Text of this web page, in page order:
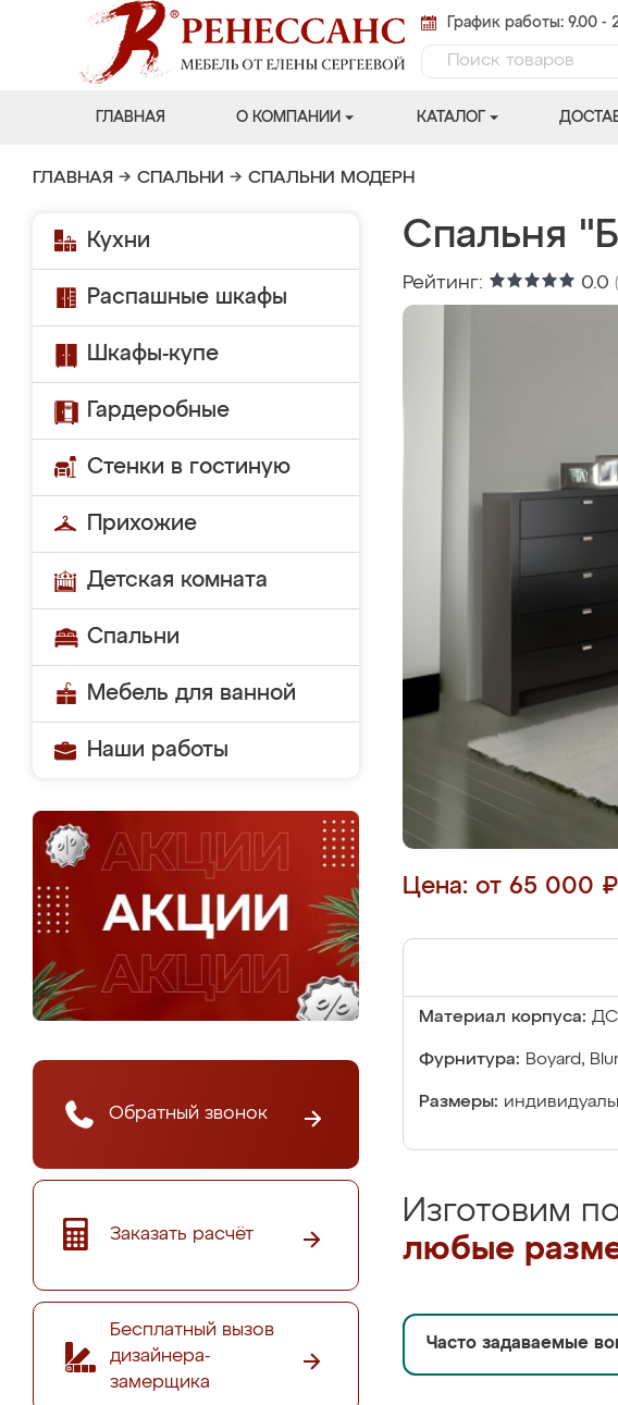
График работы: 9.00 -
ГЛАВНАЯ О КОМПАНИИ КАТАЛОГ
ГЛАВНАЯ → СПАЛЬНИ → СПАЛЬНИ МОДЕРН
Кухни
Распашные шкафы
Шкафы-купе
Гардеробные
Стенки в гостиную
Прихожие
Детская комната
Спальни
Мебель для ванной
Наши работы
Обратный звонок
Заказать расчёт
Бесплатный вызов
дизайнера-
замерщика
Спальня
Рейтинг: 0.0 (
Цена: от 65 000 ₽
Материал корпуса:
Фурнитура: Boyard,
Размеры:
Изготовим
любые
Часто задаваемые